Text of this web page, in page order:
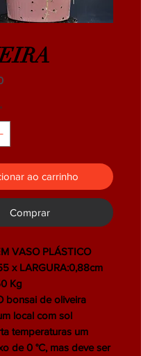
Preço
*
ao carrinho
Comprar
VASO PLÁSTICO
x LARGURA:0,88cm
Kg
bonsai de oliveira
local com sol
temperaturas um
de 0 °C, mas deve ser